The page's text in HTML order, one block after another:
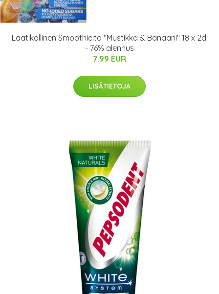
Laatikollinen Smoothieita "Mustikka & Banaani" 18 x 2dl
- 76% alennus
7.99 EUR
LISÄTIETOJA